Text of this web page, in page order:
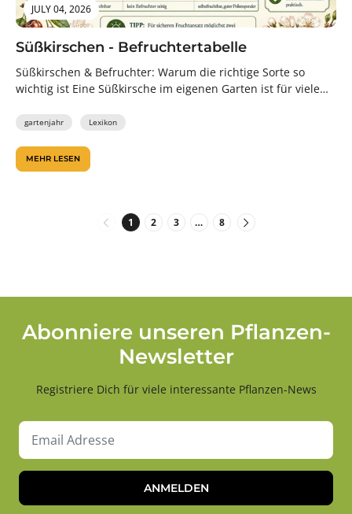
JULY 04, 2026
Süßkirschen - Befruchtertabelle
Süßkirschen & Befruchter: Warum die richtige Sorte so
wichtig ist Eine Süßkirsche im eigenen Garten ist für viele
gartenjahr Lexikon
MEHR LESEN
1 2 3 … 8
Abonniere unseren Pflanzen-
Newsletter
Registriere Dich für viele interessante Pflanzen-News
ANMELDEN